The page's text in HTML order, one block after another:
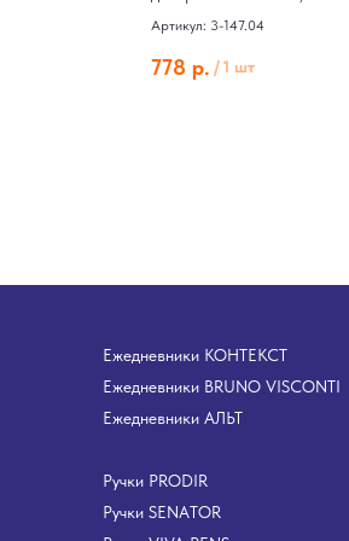
Артикул: 3-147.04
778 р. /1 шт
Ежедневники КОНТЕКСТ
Ежедневники BRUNO VISCONTI
Ежедневники АЛЬТ
Ручки PRODIR
Ручки SENATOR